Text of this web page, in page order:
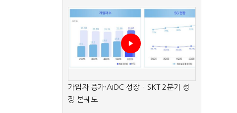
가입자 증가·AIDC 성장…SKT 2분기 성
장 본궤도